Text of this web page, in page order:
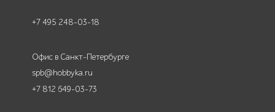
+7 495 248-03-18
Офис в Санкт-Петербурге
spb@hobbyka.ru
+7 812 649-03-73